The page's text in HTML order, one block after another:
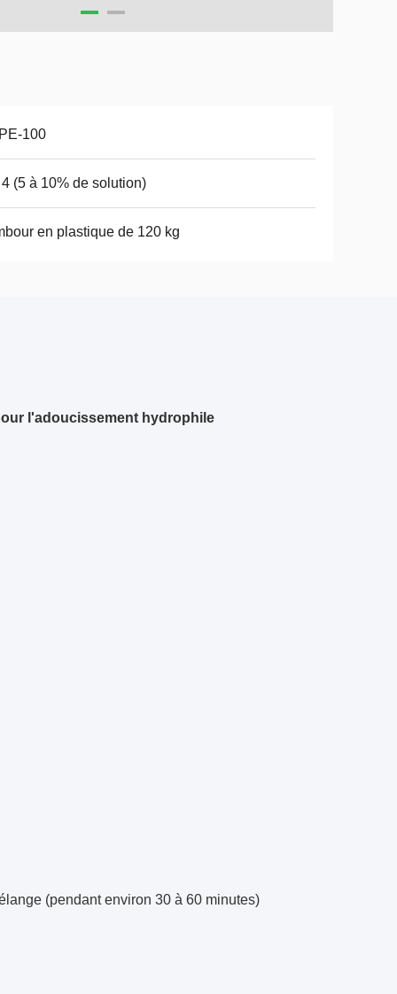
100
(5 à 10% de solution)
en plastique de 120 kg
l'adoucissement hydrophile
(pendant environ 30 à 60 minutes)